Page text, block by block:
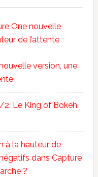
One nouvelle
de l’attente
version, une
Le King of Bokeh
à la hauteur de
dans Capture
?